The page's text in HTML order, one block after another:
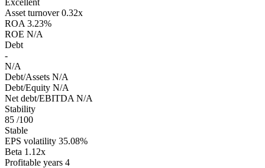
Excellent
Asset turnover 0.32x
ROA 3.23%
ROE N/A
Debt
-
N/A
Debt/Assets N/A
Debt/Equity N/A
Net debt/EBITDA N/A
Stability
85 /100
Stable
EPS volatility 35.08%
Beta 1.12x
Profitable years 4